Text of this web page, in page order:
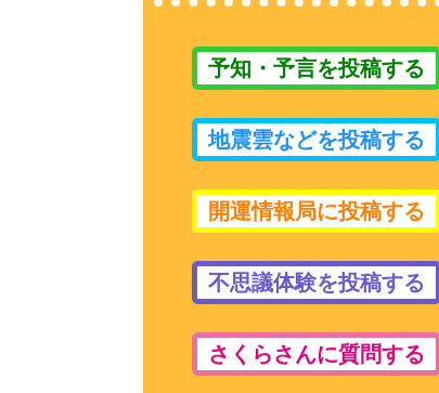
予知・予言を投稿する
地震雲などを投稿する
開運情報局に投稿する
不思議体験を投稿する
さくらさんに質問する